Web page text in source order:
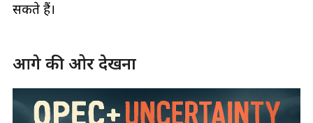
सकते हैं।
आगे की ओर देखना